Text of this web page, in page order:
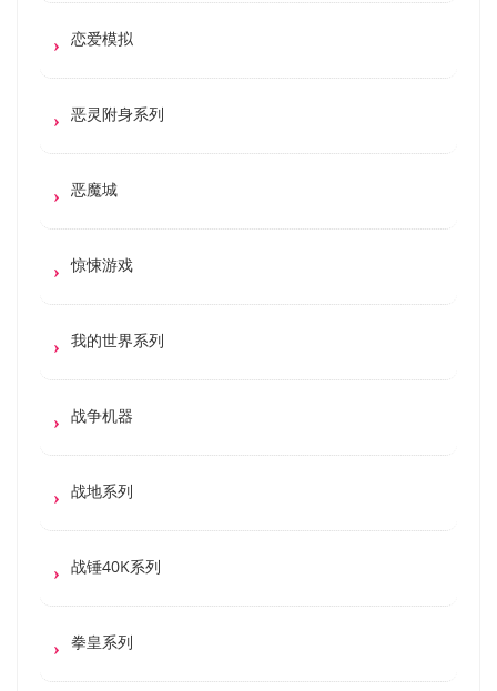
恋爱模拟
恶灵附身系列
恶魔城
惊悚游戏
我的世界系列
战争机器
战地系列
战锤40K系列
拳皇系列